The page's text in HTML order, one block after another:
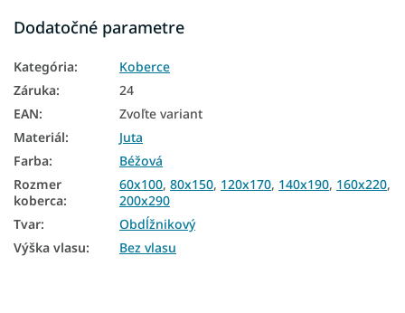
Koberce 80x150
Koberce 120x170
Koberce 140x190
Koberce 200x290
Dodatočné parametre
Kategória:
Koberce
Záruka:
24
EAN:
Zvoľte variant
Materiál:
Juta
Farba:
Béžová
Rozmer
koberca:
60x100, 80x150, 120x170, 140x190, 160x220,
200x290
Tvar:
Obdĺžnikový
Výška vlasu: Bez vlasu